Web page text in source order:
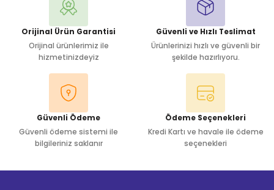
Orijinal Ürün Garantisi
Orijinal ürünlerimiz ile
hizmetinizdeyiz
Güvenli ve Hızlı Teslimat
Ürünlerinizi hızlı ve güvenli bir
şekilde hazırlıyoru.
Güvenli Ödeme
Güvenli ödeme sistemi ile
bilgileriniz saklanır
Ödeme Seçenekleri
Kredi Kartı ve havale ile ödeme
seçenekleri